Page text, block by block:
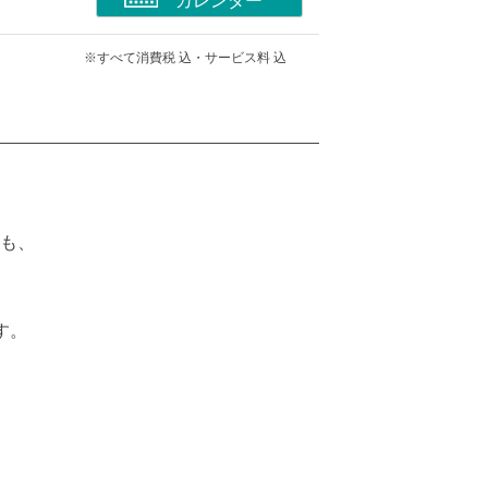
※すべて消費税 込・サービス料 込
、